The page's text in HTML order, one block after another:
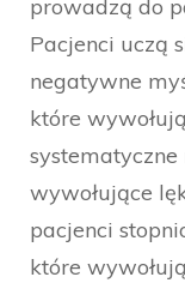
prowadzą do
Pacjenci uczą
negatywne
które
wywołujące
pacjenci
które